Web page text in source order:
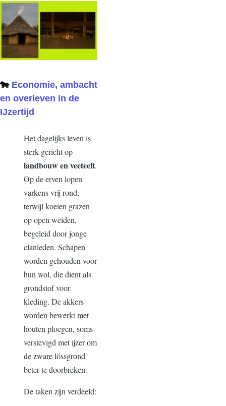
Image
🐄Economie, ambacht
en overleven in de
IJzertijd
Het dagelijks leven is
sterk gericht op
landbouw en veeteelt.
Op de erven lopen
varkens vrij rond,
terwijl koeien grazen
op open weiden,
begeleid door jonge
clanleden. Schapen
worden gehouden voor
hun wol, die dient als
grondstof voor
kleding. De akkers
worden bewerkt met
houten ploegen, soms
verstevigd met ijzer om
de zware lössgrond
beter te doorbreken.
De taken zijn verdeeld: